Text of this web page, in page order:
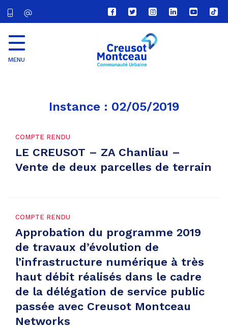
Lien
vers
compte
Facebook
Lien
vers
compte
Twitter
Lien
vers
le
compte
Lien
vers
Lien
vers
Lien
vers
MENU
Instance : 02/05/2019
COMPTE RENDU
LE CREUSOT – ZA Chanliau –
Vente de deux parcelles de terrain
COMPTE RENDU
Approbation du programme 2019
de travaux d’évolution de
l’infrastructure numérique à très
haut débit réalisés dans le cadre
de la délégation de service public
passée avec Creusot Montceau
Networks